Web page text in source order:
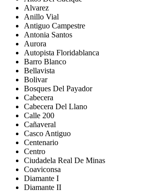
Alvarez
Anillo Vial
Antiguo Campestre
Antonia Santos
Aurora
Autopista Floridablanca
Barro Blanco
Bellavista
Bolivar
Bosques Del Payador
Cabecera
Cabecera Del Llano
Calle 200
Cañaveral
Casco Antiguo
Centenario
Centro
Ciudadela Real De Minas
Coaviconsa
Diamante I
Diamante II